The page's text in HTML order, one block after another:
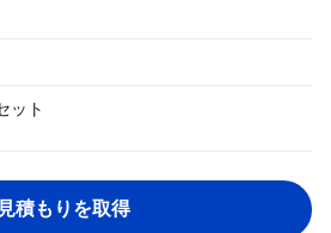
ット
見積もりを取得